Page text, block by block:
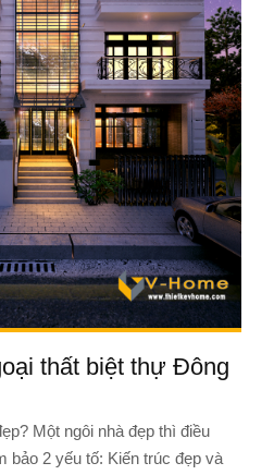
thất biệt thự Đông
Một ngôi nhà đẹp thì điều
bảo 2 yếu tố: Kiến trúc đẹp và